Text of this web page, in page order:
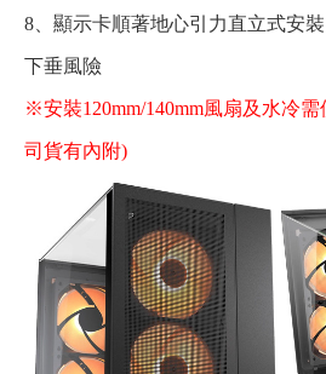
8、顯示卡順著地心引力直立式安
下垂風險
※安裝120mm/140mm風扇及水冷
司貨有內附)